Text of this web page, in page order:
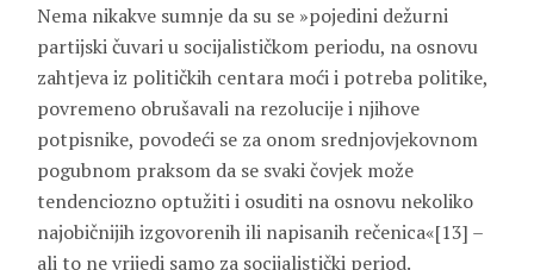
Nema nikakve sumnje da su se »pojedini dežurni
partijski čuvari u socijalističkom periodu, na osnovu
zahtjeva iz političkih centara moći i potreba politike,
povremeno obrušavali na rezolucije i njihove
potpisnike, povodeći se za onom srednjovjekovnom
pogubnom praksom da se svaki čovjek može
tendenciozno optužiti i osuditi na osnovu nekoliko
najobičnijih izgovorenih ili napisanih rečenica«[13] –
ali to ne vrijedi samo za socijalistički period.